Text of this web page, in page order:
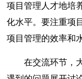
项目管理人才地培
化水平。要注重项
项目管理的效率和
在交流环节，大